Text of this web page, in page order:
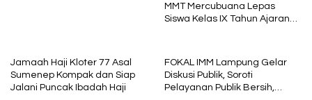
MMT Mercubuana Lepas
Siswa Kelas IX Tahun Ajaran
Jamaah Haji Kloter 77 Asal
Sumenep Kompak dan Siap
Jalani Puncak Ibadah Haji
FOKAL IMM Lampung Gelar
Diskusi Publik, Soroti
Pelayanan Publik Bersih,